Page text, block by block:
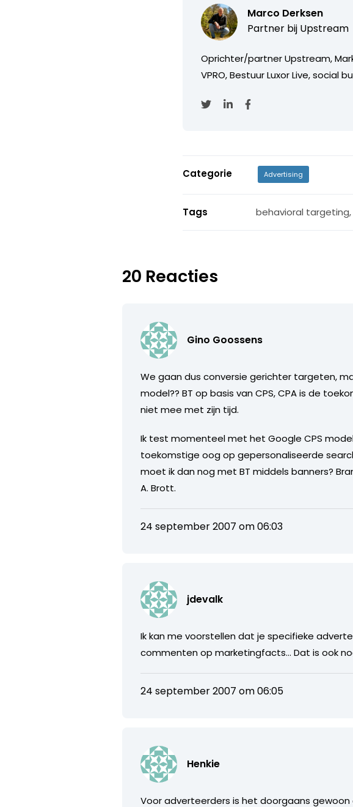
Marco Derksen
Partner bij Upstream
Oprichter/partner Upstream,
VPRO, Bestuur Luxor Live, social
Categorie Advertising
Tags behavioral targeting,
20 Reacties
Gino Goossens
We gaan dus conversie gerichter targeten,
model?? BT op basis van CPS, CPA is de
niet mee met zijn tijd.
Ik test momenteel met het Google CPS
toekomstige oog op gepersonaliseerde
moet ik dan nog met BT middels banners?
A. Brott.
24 september 2007 om 06:03
jdevalk
Ik kan me voorstellen dat je specifieke
commenten op marketingfacts… Dat is ook
24 september 2007 om 06:05
Henkie
Voor adverteerders is het doorgaans